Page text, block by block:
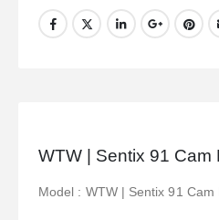
WTW | Sentix 91 Cam
Model : WTW | Sentix 91 Cam